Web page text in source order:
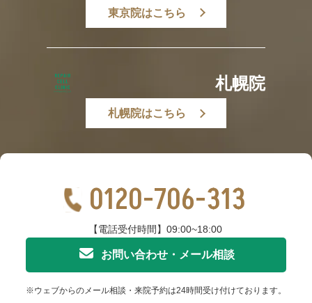
東京院はこちら
札幌院
札幌院はこちら
0120-706-313
【電話受付時間】09:00~18:00
お問い合わせ・メール相談
※ウェブからのメール相談・来院予約は24時間受け付けております。